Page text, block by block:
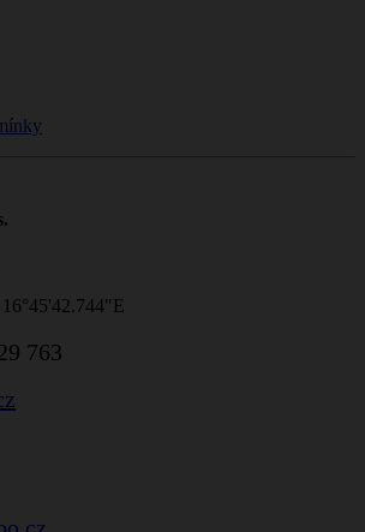
763